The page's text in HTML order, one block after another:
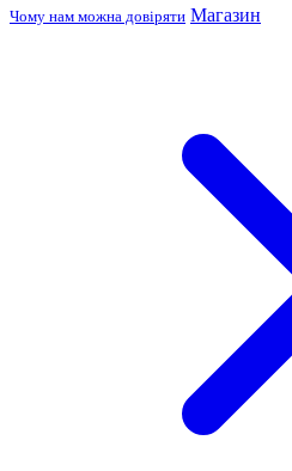
Чому нам можна довіряти Магазин